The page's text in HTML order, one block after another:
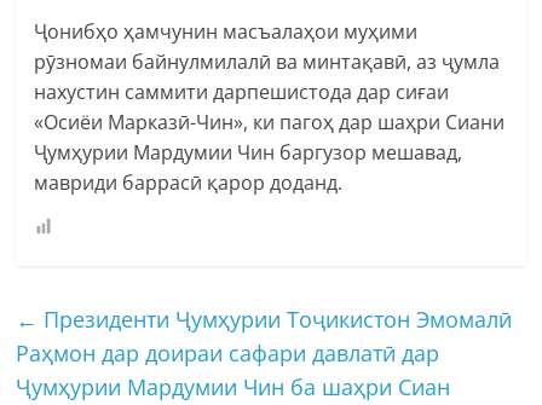
Ҷонибҳо ҳамчунин масъалаҳои муҳими
рӯзномаи байнулмилалӣ ва минтақавӣ, аз ҷумла
нахустин саммити дарпешистода дар сиғаи
«Осиёи Марказӣ-Чин», ки пагоҳ дар шаҳри Сиани
Ҷумҳурии Мардумии Чин баргузор мешавад,
мавриди баррасӣ қарор доданд.
← Президенти Ҷумҳурии Тоҷикистон Эмомалӣ
Раҳмон дар доираи сафари давлатӣ дар
Ҷумҳурии Мардумии Чин ба шаҳри Сиан